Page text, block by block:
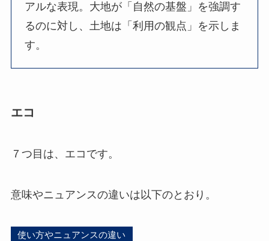
アルな表現。大地が「自然の基盤」を強調す
るのに対し、土地は「利用の観点」を示しま
す。
エコ
７つ目は、エコです。
意味やニュアンスの違いは以下のとおり。
使い方やニュアンスの違い